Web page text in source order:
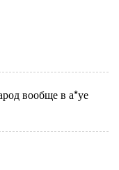
вообще в а*уе